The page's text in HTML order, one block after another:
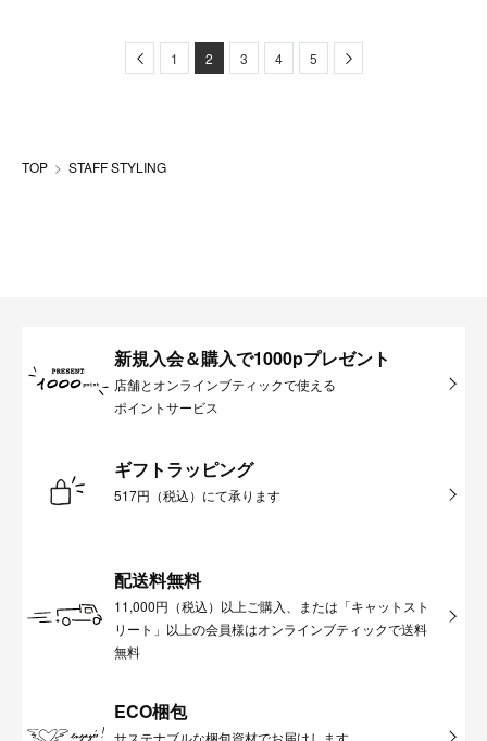
Previous
1 2 3 4 5 Next
TOP STAFF STYLING
新規入会＆購入で1000pプレゼント
店舗とオンラインブティックで使える
ポイントサービス
ギフトラッピング
517円（税込）にて承ります
配送料無料
11,000円（税込）以上ご購入、または「キャットスト
リート」以上の会員様はオンラインブティックで送料
無料
ECO梱包